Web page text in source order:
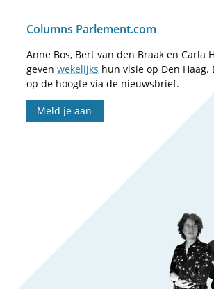
Columns Parlement.com
Anne Bos, Bert van den Braak en Carla
geven wekelijks hun visie op Den Haag.
op de hoogte via de nieuwsbrief.
Meld je aan